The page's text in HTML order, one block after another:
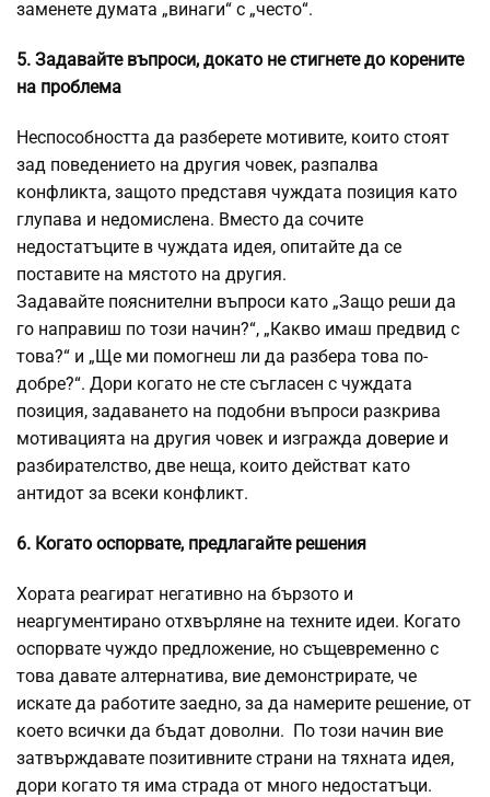
заменете думата „винаги“ с „често“.
5. Задавайте въпроси, докато не стигнете до корените
на проблема
Неспособността да разберете мотивите, които стоят
зад поведението на другия човек, разпалва
конфликта, защото представя чуждата позиция като
глупава и недомислена. Вместо да сочите
недостатъците в чуждата идея, опитайте да се
поставите на мястото на другия.
Задавайте пояснителни въпроси като „Защо реши да
го направиш по този начин?“, „Какво имаш предвид с
това?“ и „Ще ми помогнеш ли да разбера това по-
добре?“. Дори когато не сте съгласен с чуждата
позиция, задаването на подобни въпроси разкрива
мотивацията на другия човек и изгражда доверие и
разбирателство, две неща, които действат като
антидот за всеки конфликт.
6. Когато оспорвате, предлагайте решения
Хората реагират негативно на бързото и
неаргументирано отхвърляне на техните идеи. Когато
оспорвате чуждо предложение, но същевременно с
това давате алтернатива, вие демонстрирате, че
искате да работите заедно, за да намерите решение, от
което всички да бъдат доволни. По този начин вие
затвърждавате позитивните страни на тяхната идея,
дори когато тя има страда от много недостатъци.